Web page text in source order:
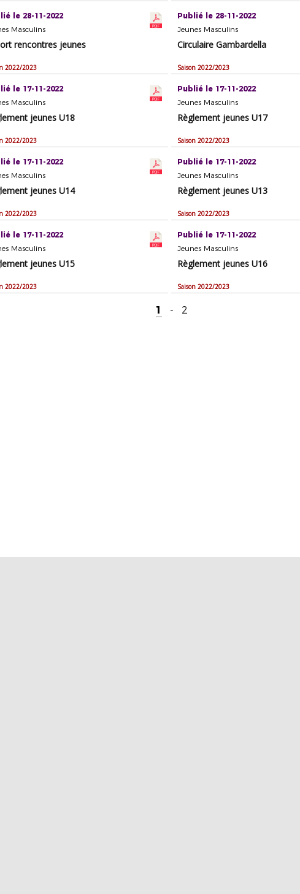
le 28-11-2022
Masculins
rencontres jeunes
2022/2023
Publié le 28-11-2022
Jeunes Masculins
Circulaire Gambardella
Saison 2022/2023
le 17-11-2022
Masculins
jeunes U18
2022/2023
Publié le 17-11-2022
Jeunes Masculins
Règlement jeunes U17
Saison 2022/2023
le 17-11-2022
Masculins
jeunes U14
2022/2023
Publié le 17-11-2022
Jeunes Masculins
Règlement jeunes U13
Saison 2022/2023
le 17-11-2022
Masculins
jeunes U15
2022/2023
Publié le 17-11-2022
Jeunes Masculins
Règlement jeunes U16
Saison 2022/2023
1 - 2